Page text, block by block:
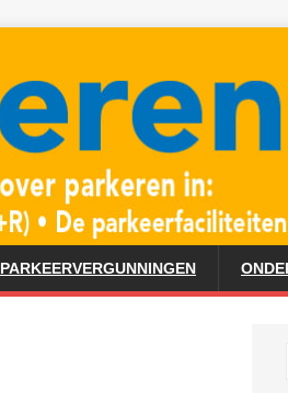
PARKEERVERGUNNINGEN